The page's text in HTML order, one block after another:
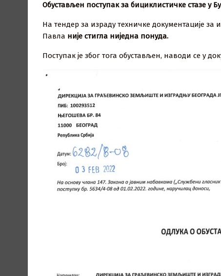
Обустављен поступак за бициклистичке стазе у
На тендер за израду техничке документације за
Павла није стигла ниједна понуда.
Поступак је због тога обустављен, наводи се у